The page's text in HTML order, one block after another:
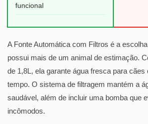
funcional
A Fonte Automática com Filtros é a
possui mais de um animal de estimação.
de 1,8L, ela garante água fresca para
tempo. O sistema de filtragem mantém a
saudável, além de incluir uma bomba que
incômodos.